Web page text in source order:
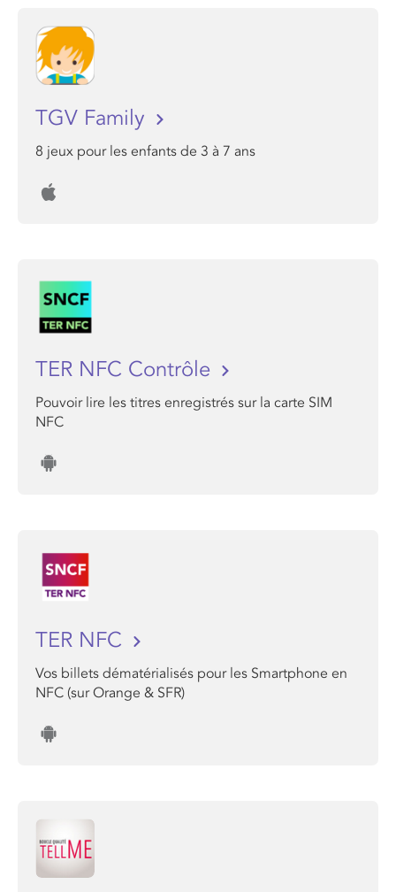
TGV Family
8 jeux pour les enfants de 3 à 7 ans
TER NFC Contrôle
Pouvoir lire les titres enregistrés sur la carte SIM
NFC
TER NFC
Vos billets dématérialisés pour les Smartphone en
NFC (sur Orange & SFR)